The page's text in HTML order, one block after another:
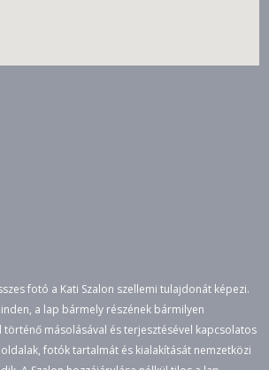
fotó a Kati Szalon szellemi tulajdonát képezi.
a lap bármely részének bármilyen
másolásával és terjesztésével kapcsolatos
fotók tartalmát és kialakítását nemzetközi